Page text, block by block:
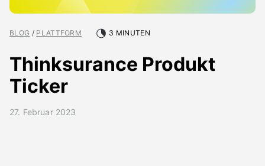
Über Uns
BLOG / PLATTFORM 3 MINUTEN
Thinksurance Produkt
Ticker
27. Februar 2023